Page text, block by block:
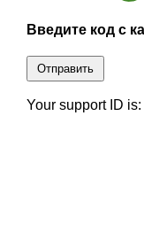
Введите код с
Отправить
Your support ID